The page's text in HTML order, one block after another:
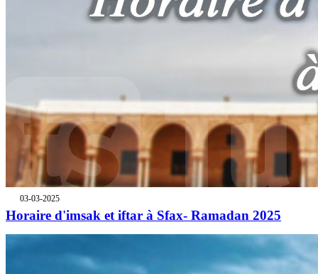
03-03-2025
Horaire d'imsak et iftar à Sfax- Ramadan 2025